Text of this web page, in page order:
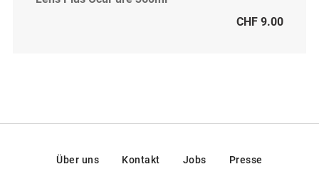
CHF 9.00
Über uns Kontakt Jobs Presse